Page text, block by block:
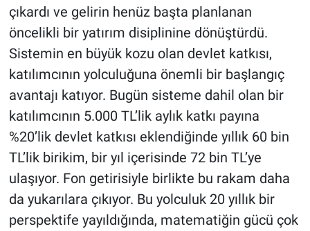
çıkardı ve gelirin henüz başta planlanan
öncelikli bir yatırım disiplinine dönüştürdü.
Sistemin en büyük kozu olan devlet katkısı,
katılımcının yolculuğuna önemli bir başlangıç
avantajı katıyor. Bugün sisteme dahil olan bir
katılımcının 5.000 TL’lik aylık katkı payına
%20’lik devlet katkısı eklendiğinde yıllık 60 bin
TL’lik birikim, bir yıl içerisinde 72 bin TL’ye
ulaşıyor. Fon getirisiyle birlikte bu rakam daha
da yukarılara çıkıyor. Bu yolculuk 20 yıllık bir
perspektife yayıldığında, matematiğin gücü çok